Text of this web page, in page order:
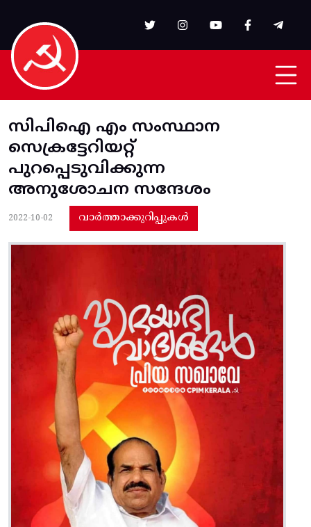
സിപിഐ എം സംസ്ഥാന
സെക്രട്ടേറിയറ്റ്‌
പുറപ്പെടുവിക്കുന്ന
അനുശോചന സന്ദേശം
2022-10-02 വാർത്താക്കുറിപ്പുകൾ